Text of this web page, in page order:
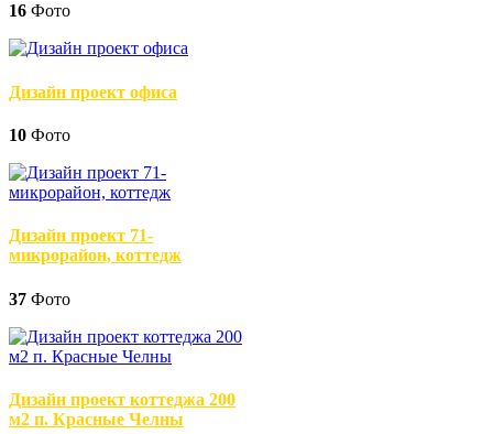
16 Фото
Дизайн проект офиса
10 Фото
Дизайн проект 71-
микрорайон, коттедж
37 Фото
Дизайн проект коттеджа 200
м2 п. Красные Челны